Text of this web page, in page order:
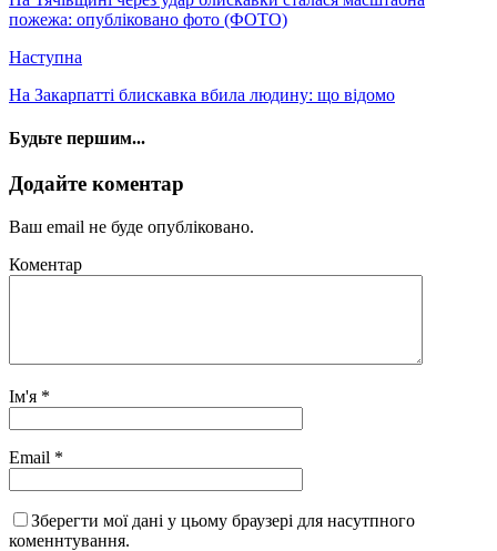
пожежа: опубліковано фото (ФОТО)
Наступна
На Закарпатті блискавка вбила людину: що відомо
Будьте першим...
Додайте коментар
Ваш email не буде опубліковано.
Коментар
Ім'я *
Email *
Зберегти мої дані у цьому браузері для насутпного
коменнтування.